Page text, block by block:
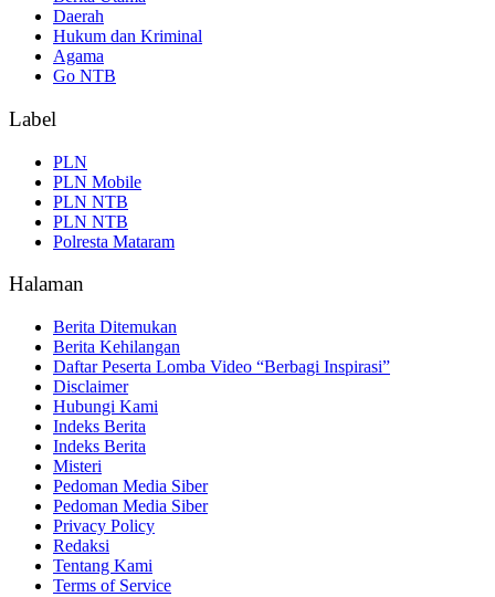
Daerah
Hukum dan Kriminal
Agama
Go NTB
Label
PLN
PLN Mobile
PLN NTB
PLN NTB
Polresta Mataram
Halaman
Berita Ditemukan
Berita Kehilangan
Daftar Peserta Lomba Video “Berbagi Inspirasi”
Disclaimer
Hubungi Kami
Indeks Berita
Indeks Berita
Misteri
Pedoman Media Siber
Pedoman Media Siber
Privacy Policy
Redaksi
Tentang Kami
Terms of Service